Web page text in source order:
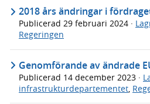
2018 års ändringar i
Publicerad 29 februari 2024 ·
Regeringen
Genomförande av ändrade
Publicerad 14 december 2023 ·
infrastrukturdepartementet,